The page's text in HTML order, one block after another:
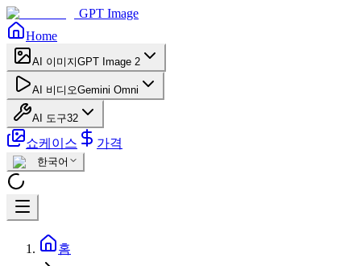
GPT Image
Home
AI 이미지GPT Image 2
AI 비디오Gemini Omni
AI 도구32
쇼케이스 가격
한국어
홈